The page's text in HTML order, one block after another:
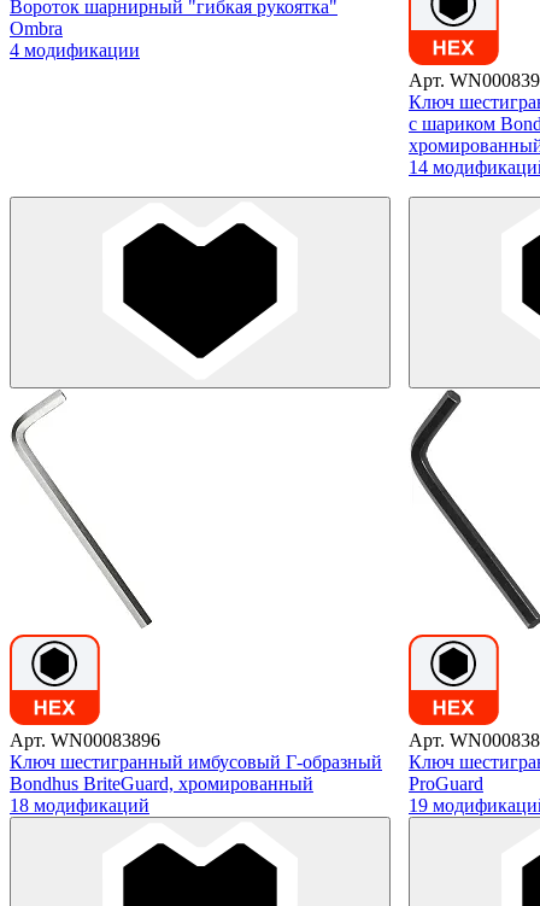
Вороток шарнирный "гибкая рукоятка"
Ombra
4 модификации
Арт.
Ключ
с шариком
14
Арт. WN00083896
Ключ шестигранный имбусовый Г-образный
Bondhus BriteGuard, хромированный
18 модификаций
Арт.
Ключ
ProGuard
19